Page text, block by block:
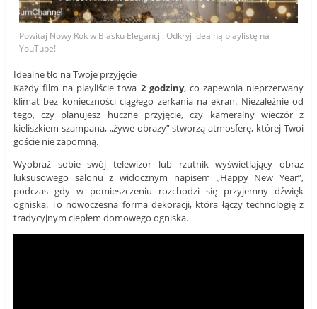
Powitaj Nowy Rok w Blasku Elegancji: Odkryj idealną playlistę na
YouTube!
Idealne tło na Twoje przyjęcie
Każdy film na playliście trwa 2 godziny, co zapewnia nieprzerwany
klimat bez konieczności ciągłego zerkania na ekran. Niezależnie od
tego, czy planujesz huczne przyjęcie, czy kameralny wieczór z
kieliszkiem szampana, „żywe obrazy” stworzą atmosferę, której Twoi
goście nie zapomną.
Wyobraź sobie swój telewizor lub rzutnik wyświetlający obraz
luksusowego salonu z widocznym napisem „Happy New Year”,
podczas gdy w pomieszczeniu rozchodzi się przyjemny dźwięk
ogniska. To nowoczesna forma dekoracji, która łączy technologię z
tradycyjnym ciepłem domowego ogniska.